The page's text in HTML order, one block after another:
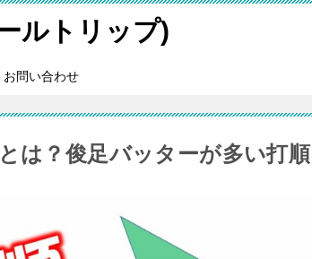
ルトリップ)
お問い合わせ
は？俊足バッターが多い打順